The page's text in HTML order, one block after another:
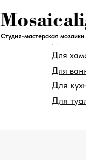
Студия-мастерская мозаики
Для
Для
Для
Для
Для